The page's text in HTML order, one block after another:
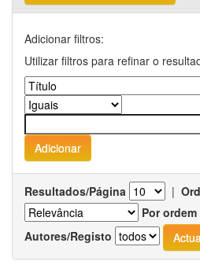
Adicionar filtros:
Utilizar filtros para refinar o
Resultados/Página |
Por ordem
Autores/Registo